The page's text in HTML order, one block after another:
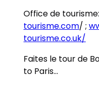
Office de
tourisme.com/ ;
tourisme.co.uk/
Faites le tour de
to Paris…